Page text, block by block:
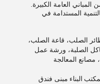
العامة الكبيرة.
المستدامة في
الصلب، قاعة الصلب،
الصلبة، ورشة عمل
مصانع المعالجة
البناء مبنى فندق